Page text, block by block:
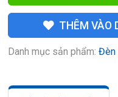
THÊM VÀO
Danh mục sản phẩm: Đèn